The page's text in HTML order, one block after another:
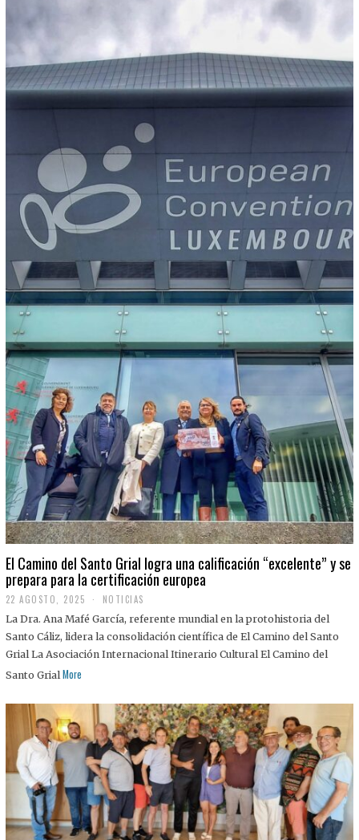
El Camino del Santo Grial logra una calificación “excelente” y se
prepara para la certificación europea
22 AGOSTO, 2025
2
A
G
O
S
2
5
NOTICIAS
La Dra. Ana Mafé García, referente mundial en la protohistoria del
Santo Cáliz, lidera la consolidación científica de El Camino del Santo
Grial La Asociación Internacional Itinerario Cultural El Camino del
Santo Grial More